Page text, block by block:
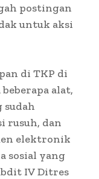
postingan
untuk aksi
di TKP di
alat,
sudah
rusuh, dan
elektronik
sosial yang
IV Ditres